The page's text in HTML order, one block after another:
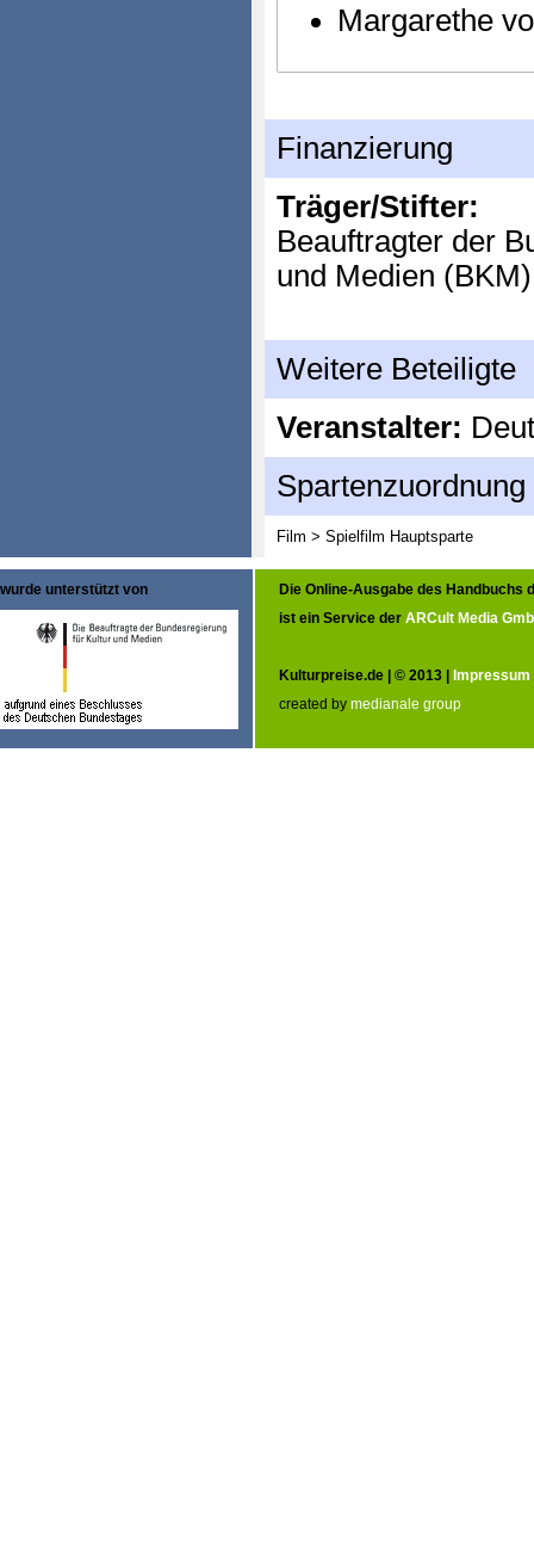
Margarethe
Finanzierung
Träger/Stifter:
Beauftragter der
und Medien (BKM)
Weitere Beteiligte
Veranstalter:
Spartenzuordnung
Film > Spielfilm Hauptsparte
wurde unterstützt von
Die Online-Ausgabe des Handbuchs
ist ein Service der ARCult Media
Kulturpreise.de | © 2013 | Impressum
created by medianale group